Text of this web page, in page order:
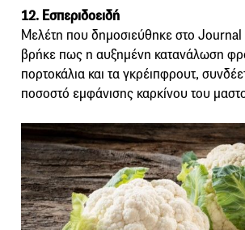
12. Εσπεριδοειδή
Μελέτη που δημοσιεύθηκε στο
βρήκε πως η αυξημένη κατανάλωση
πορτοκάλια και τα γκρέιπφρουτ,
ποσοστό εμφάνισης καρκίνου του